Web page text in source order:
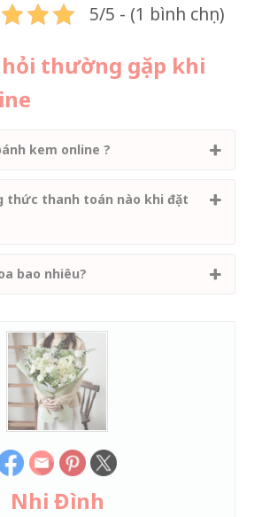
5/5 - (1 bình chọn)
thường gặp khi
kem online ?
thức thanh toán nào khi đặt
bao nhiêu?
Nhi Đình